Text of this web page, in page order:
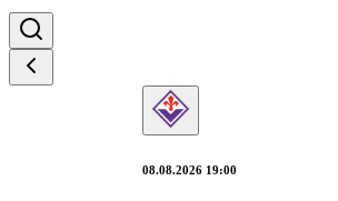
08.08.2026 19:00